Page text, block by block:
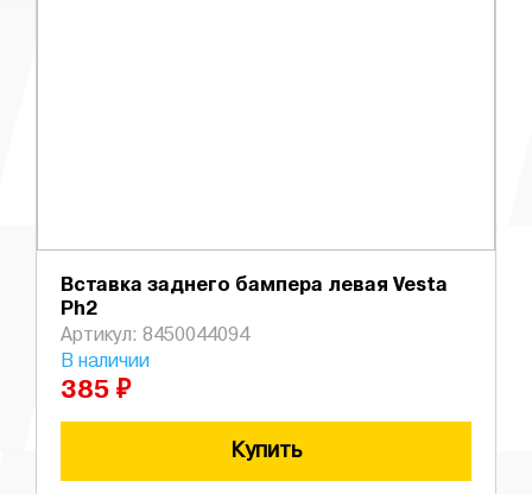
Вставка заднего бампера левая Vesta
Ph2
Артикул: 8450044094
В наличии
385 ₽
Купить